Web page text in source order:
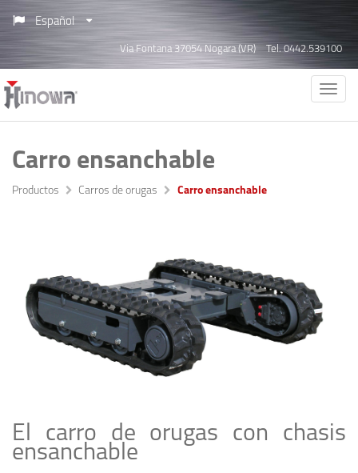
Español
Via Fontana 37054 Nogara (VR) Tel. 0442.539100
Carro ensanchable
Productos Carros de orugas Carro ensanchable
El carro de orugas con chasis
ensanchable